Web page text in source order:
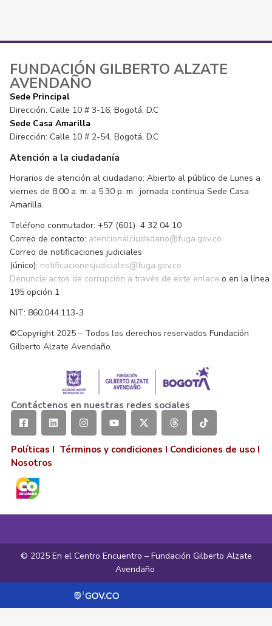
FUNDACIÓN GILBERTO ALZATE
AVENDAÑO
Sede Principal
Dirección: Calle 10 # 3-16, Bogotá, D.C
Sede Casa Amarilla
Dirección: Calle 10 # 2-54, Bogotá, D.C
Atención a la ciudadanía
Horarios de atención al ciudadano: Abierto al público de Lunes a
viernes de 8:00 a. m. a 5:30 p. m. jornada continua Sede Casa
Amarilla.
Teléfono conmutador: +57 (601) 4 32 04 10
Correo de contacto: atencionalciudadano@fuga.gov.co
Correo de notificaciones judiciales
(único): notificacionesjudiciales@fuga.gov.co
Denuncie actos de corrupción a través de este enlace o en la línea
195 opción 1
NIT: 860.044.113-3
©Copyright 2025 – Todos los derechos reservados Fundación
Gilberto Alzate Avendaño.
Contáctenos en nuestras redes sociales
Políticas I Términos y condiciones I Condiciones de uso I
Nosotros
© 2025 En el Centro Encuentro – Fundación Gilberto Alzate
Avendaño